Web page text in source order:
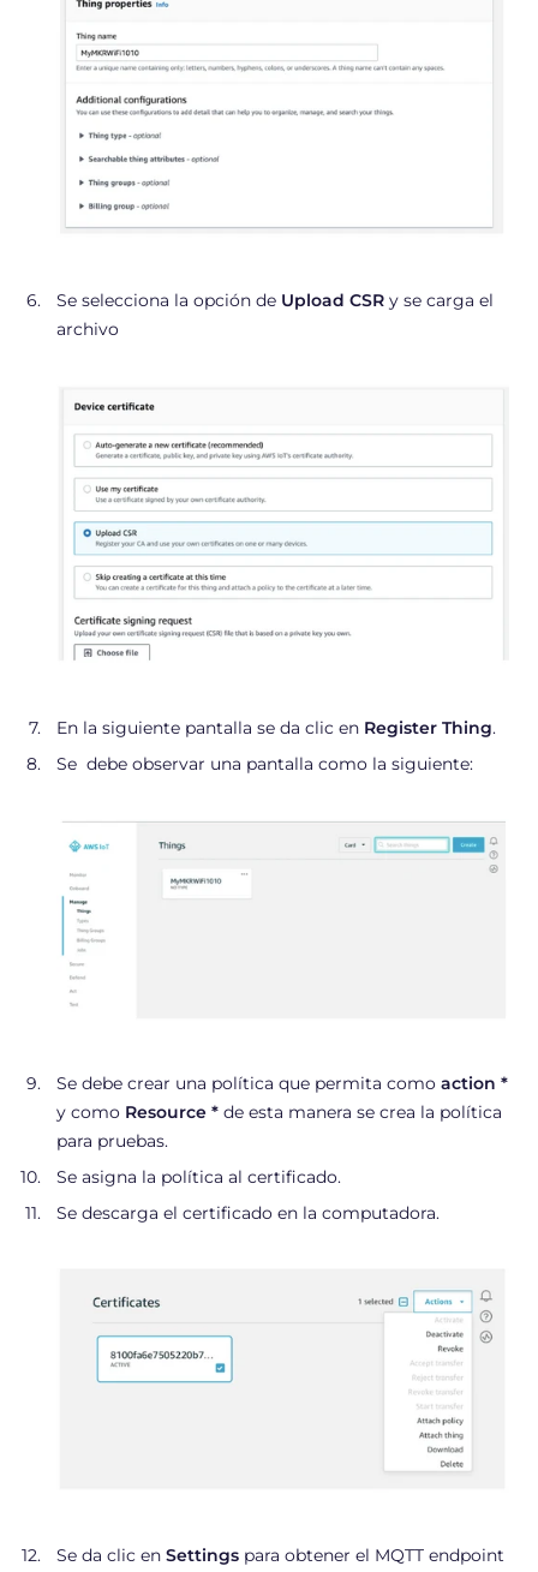
Se selecciona la opción de Upload CSR y se carga el
archivo
En la siguiente pantalla se da clic en Register Thing.
Se debe observar una pantalla como la siguiente:
Se debe crear una política que permita como action *
y como Resource * de esta manera se crea la política
para pruebas.
Se asigna la política al certificado.
Se descarga el certificado en la computadora.
Se da clic en Settings para obtener el MQTT endpoint